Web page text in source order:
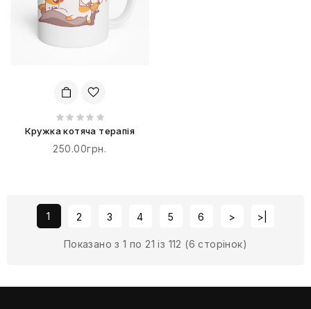
Кружка котяча терапія
250.00грн.
1 2 3 4 5 6 > >|
Показано з 1 по 21 із 112 (6 сторінок)